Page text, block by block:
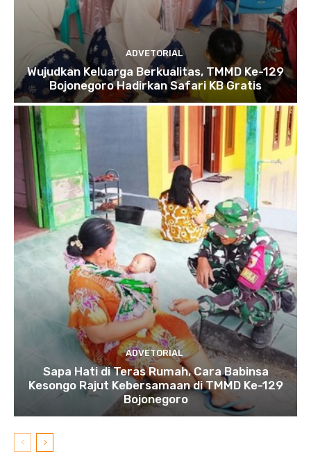
ADVETORIAL
Wujudkan Keluarga Berkualitas, TMMD Ke-129
Bojonegoro Hadirkan Safari KB Gratis
ADVETORIAL
Sapa Hati di Teras Rumah, Cara Babinsa
Kesongo Rajut Kebersamaan di TMMD Ke-129
Bojonegoro